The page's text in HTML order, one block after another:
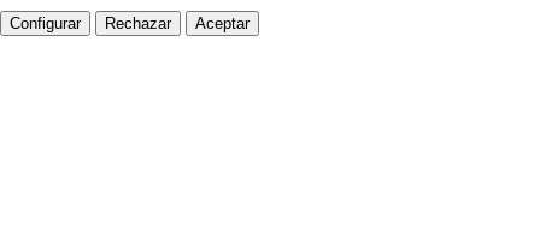
Configurar Rechazar Aceptar